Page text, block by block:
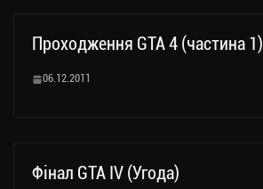
Проходження GTA 4 (частина 1)
06.12.2011
Фінал GTA IV (Угода)